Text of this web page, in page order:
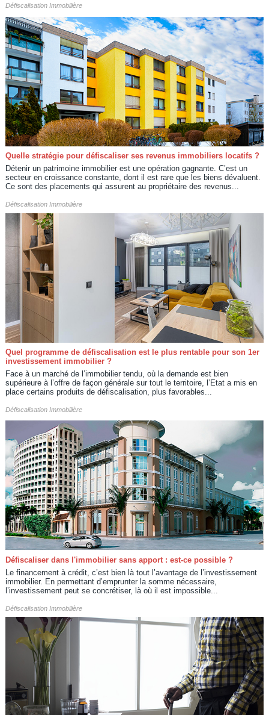
Défiscalisation Immobilière
Quelle stratégie pour défiscaliser ses revenus immobiliers locatifs ?
Détenir un patrimoine immobilier est une opération gagnante. C’est un
secteur en croissance constante, dont il est rare que les biens dévaluent.
Ce sont des placements qui assurent au propriétaire des revenus...
Défiscalisation Immobilière
Quel programme de défiscalisation est le plus rentable pour son 1er
investissement immobilier ?
Face à un marché de l’immobilier tendu, où la demande est bien
supérieure à l’offre de façon générale sur tout le territoire, l’Etat a mis en
place certains produits de défiscalisation, plus favorables...
Défiscalisation Immobilière
Défiscaliser dans l'immobilier sans apport : est-ce possible ?
Le financement à crédit, c’est bien là tout l’avantage de l’investissement
immobilier. En permettant d’emprunter la somme nécessaire,
l’investissement peut se concrétiser, là où il est impossible...
Défiscalisation Immobilière